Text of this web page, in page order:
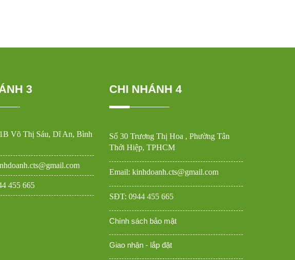
3
Võ Thị Sáu, Dĩ An, Bình
455 665
CHI NHÁNH 4
Số 30 Trương Thị Hoa , Phường Tân
Thới Hiệp, TPHCM
Email: kinhdoanh.cts@gmail.com
SĐT: 0944 455 665
Chính sách bảo mật
Giao nhận - lắp đặt